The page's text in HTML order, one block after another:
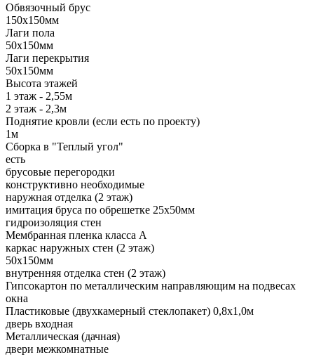
Обвязочный брус
150х150мм
Лаги пола
50х150мм
Лаги перекрытия
50х150мм
Высота этажей
1 этаж - 2,55м
2 этаж - 2,3м
Поднятие кровли (если есть по проекту)
1м
Сборка в "Теплый угол"
есть
брусовые перегородки
конструктивно необходимые
наружная отделка (2 этаж)
имитация бруса по обрешетке 25х50мм
гидроизоляция стен
Мембранная пленка класса А
каркас наружных стен (2 этаж)
50х150мм
внутренняя отделка стен (2 этаж)
Гипсокартон по металлическим направляющим на подвесах
окна
Пластиковые (двухкамерный стеклопакет) 0,8х1,0м
дверь входная
Металлическая (дачная)
двери межкомнатные